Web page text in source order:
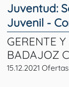
Juventud:
Juvenil -
GERENTE
BADAJOZ
15.12.2021